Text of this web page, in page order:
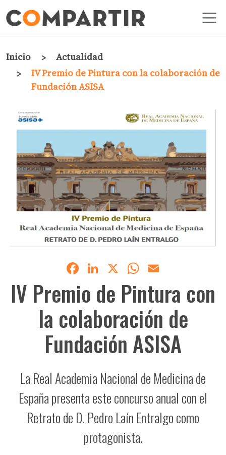
Ruta de navegación
Inicio
Actualidad
IV Premio de Pintura con la colaboración de
Fundación ASISA
Facebook
LinkedIn
X WhatsApp
IV Premio de Pintura con
la colaboración de
Fundación ASISA
La Real Academia Nacional de Medicina de
España presenta este concurso anual con el
Retrato de D. Pedro Laín Entralgo como
protagonista.